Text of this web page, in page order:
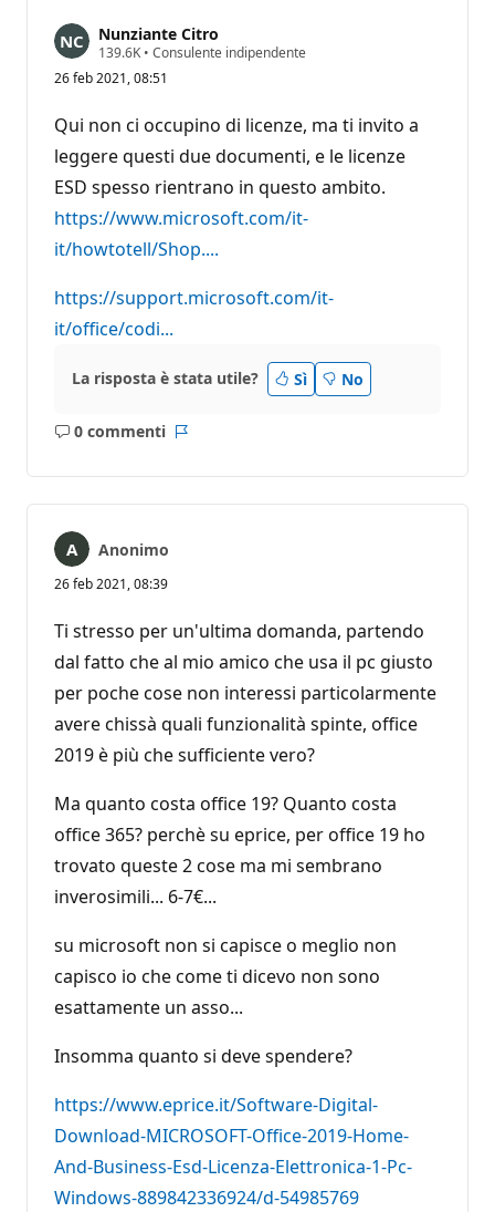
Nunziante Citro
139.6K P
n
d
i
r
e
u
o
e
• Consulente indipendente
26 feb 2021, 08:51
Qui non ci occupino di licenze, ma ti invito a
leggere questi due documenti, e le licenze
ESD spesso rientrano in questo ambito.
https://www.microsoft.com/it-
it/howtotell/Shop....
https://support.microsoft.com/it-
it/office/codi...
La risposta è stata utile? Sì No
0 commenti
Nessun
Anonimo
26 feb 2021, 08:39
Ti stresso per un'ultima domanda, partendo
dal fatto che al mio amico che usa il pc giusto
per poche cose non interessi particolarmente
avere chissà quali funzionalità spinte, office
2019 è più che sufficiente vero?
Ma quanto costa office 19? Quanto costa
office 365? perchè su eprice, per office 19 ho
trovato queste 2 cose ma mi sembrano
inverosimili... 6-7€...
su microsoft non si capisce o meglio non
capisco io che come ti dicevo non sono
esattamente un asso...
Insomma quanto si deve spendere?
https://www.eprice.it/Software-Digital-
Download-MICROSOFT-Office-2019-Home-
And-Business-Esd-Licenza-Elettronica-1-Pc-
Windows-889842336924/d-54985769